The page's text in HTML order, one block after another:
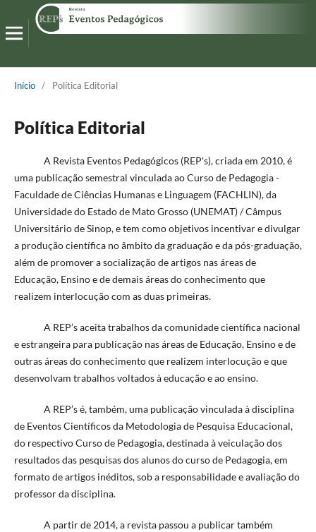
Início / Política Editorial
Política Editorial
A Revista Eventos Pedagógicos (REP's), criada em 2010, é
uma publicação semestral vinculada ao Curso de Pedagogia -
Faculdade de Ciências Humanas e Linguagem (FACHLIN), da
Universidade do Estado de Mato Grosso (UNEMAT) / Câmpus
Universitário de Sinop, e tem como objetivos incentivar e divulgar
a produção científica no âmbito da graduação e da pós-graduação,
além de promover a socialização de artigos nas áreas de
Educação, Ensino e de demais áreas do conhecimento que
realizem interlocução com as duas primeiras.
A REP’s aceita trabalhos da comunidade científica nacional
e estrangeira para publicação nas áreas de Educação, Ensino e de
outras áreas do conhecimento que realizem interlocução e que
desenvolvam trabalhos voltados à educação e ao ensino.
A REP’s é, também, uma publicação vinculada à disciplina
de Eventos Científicos da Metodologia de Pesquisa Educacional,
do respectivo Curso de Pedagogia, destinada à veiculação dos
resultados das pesquisas dos alunos do curso de Pedagogia, em
formato de artigos inéditos, sob a responsabilidade e avaliação do
professor da disciplina.
A partir de 2014, a revista passou a publicar também